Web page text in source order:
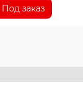
Под заказ